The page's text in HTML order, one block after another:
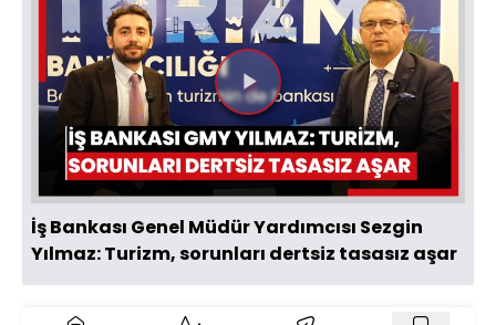
Videoyu
Oynat
İş Bankası Genel Müdür Yardımcısı Sezgin
Yılmaz: Turizm, sorunları dertsiz tasasız aşar